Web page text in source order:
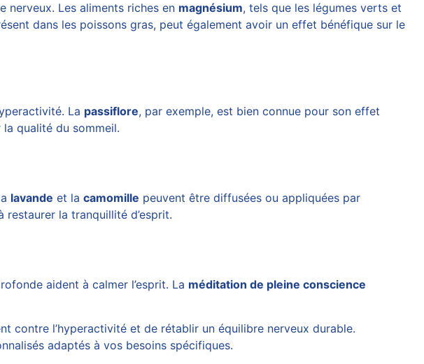
nerveux. Les aliments riches en magnésium, tels que les légumes verts et
dans les poissons gras, peut également avoir un effet bénéfique sur le
La passiflore, par exemple, est bien connue pour son effet
qualité du sommeil.
lavande et lacamomille peuvent être diffusées ou appliquées par
restaurer la tranquillité d’esprit.
aident à calmer l’esprit. La méditation de pleine conscience
contre l’hyperactivité et de rétablir un équilibre nerveux durable.
adaptés à vos besoins spécifiques.